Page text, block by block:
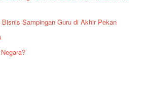
Sampingan Guru di Akhir Pekan